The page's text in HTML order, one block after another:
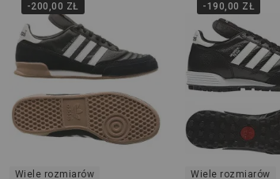
-200,00 ZŁ
Wiele rozmiarów
-190,00 ZŁ
Wiele rozmiarów